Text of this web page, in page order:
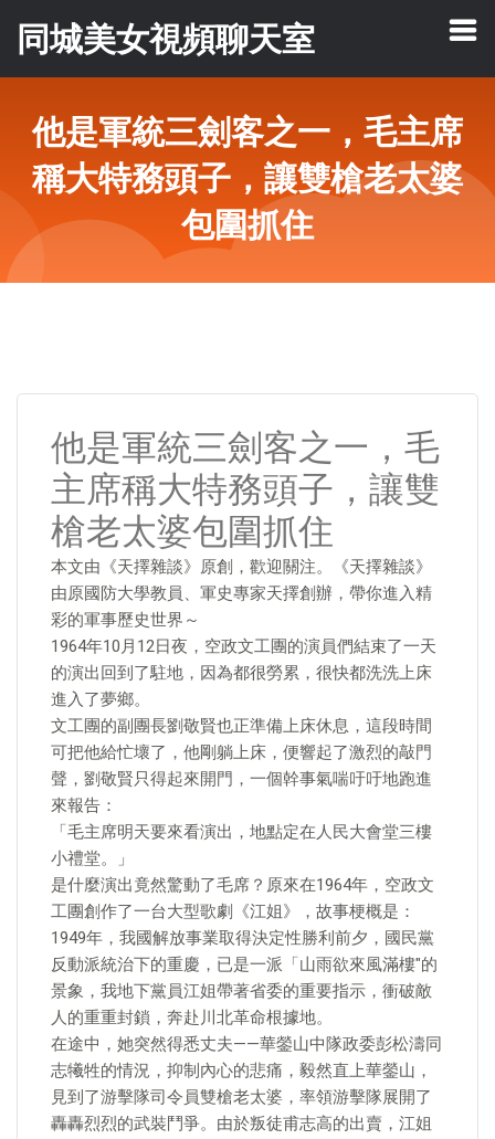
同城美女視頻聊天室
他是軍統三劍客之一，毛主席
稱大特務頭子，讓雙槍老太婆
包圍抓住
他是軍統三劍客之一，毛
主席稱大特務頭子，讓雙
槍老太婆包圍抓住
本文由《天擇雜談》原創，歡迎關注。《天擇雜談》
由原國防大學教員、軍史專家天擇創辦，帶你進入精
彩的軍事歷史世界～
1964年10月12日夜，空政文工團的演員們結束了一天
的演出回到了駐地，因為都很勞累，很快都洗洗上床
進入了夢鄉。
文工團的副團長劉敬賢也正準備上床休息，這段時間
可把他給忙壞了，他剛躺上床，便響起了激烈的敲門
聲，劉敬賢只得起來開門，一個幹事氣喘吁吁地跑進
來報告：
「毛主席明天要來看演出，地點定在人民大會堂三樓
小禮堂。」
是什麼演出竟然驚動了毛席？原來在1964年，空政文
工團創作了一台大型歌劇《江姐》，故事梗概是：
1949年，我國解放事業取得決定性勝利前夕，國民黨
反動派統治下的重慶，已是一派「山雨欲來風滿樓"的
景象，我地下黨員江姐帶著省委的重要指示，衝破敵
人的重重封鎖，奔赴川北革命根據地。
在途中，她突然得悉丈夫——華鎣山中隊政委彭松濤同
志犧牲的情況，抑制內心的悲痛，毅然直上華鎣山，
見到了游擊隊司令員雙槍老太婆，率領游擊隊展開了
轟轟烈烈的武裝鬥爭。由於叛徒甫志高的出賣，江姐